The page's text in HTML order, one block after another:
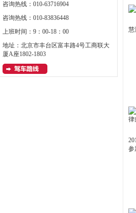
咨询热线：010-63716904
咨询热线：010-83836448
上班时间：9：00-18：00
地址：北京市丰台区富丰路4号工商联大
厦A座1802-1803
慧
参